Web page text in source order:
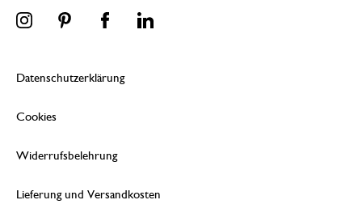
Datenschutzerklärung
Cookies
Widerrufsbelehrung
Lieferung und Versandkosten